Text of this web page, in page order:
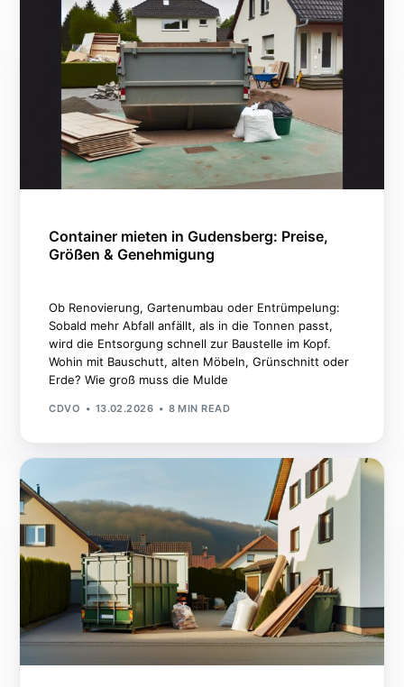
Container mieten in Gudensberg: Preise,
Größen & Genehmigung
Ob Renovierung, Gartenumbau oder Entrümpelung:
Sobald mehr Abfall anfällt, als in die Tonnen passt,
wird die Entsorgung schnell zur Baustelle im Kopf.
Wohin mit Bauschutt, alten Möbeln, Grünschnitt oder
Erde? Wie groß muss die Mulde
CDVO 13.02.2026 8 MIN READ